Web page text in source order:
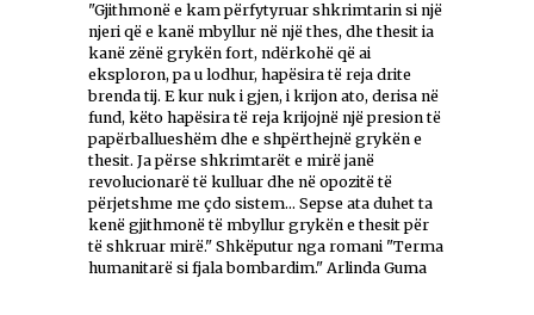
"Gjithmonë e kam përfytyruar shkrimtarin si një
njeri që e kanë mbyllur në një thes, dhe thesit ia
kanë zënë grykën fort, ndërkohë që ai
eksploron, pa u lodhur, hapësira të reja drite
brenda tij. E kur nuk i gjen, i krijon ato, derisa në
fund, këto hapësira të reja krijojnë një presion të
papërballueshëm dhe e shpërthejnë grykën e
thesit. Ja përse shkrimtarët e mirë janë
revolucionarë të kulluar dhe në opozitë të
përjetshme me çdo sistem... Sepse ata duhet ta
kenë gjithmonë të mbyllur grykën e thesit për
të shkruar mirë." Shkëputur nga romani "Terma
humanitarë si fjala bombardim." Arlinda Guma